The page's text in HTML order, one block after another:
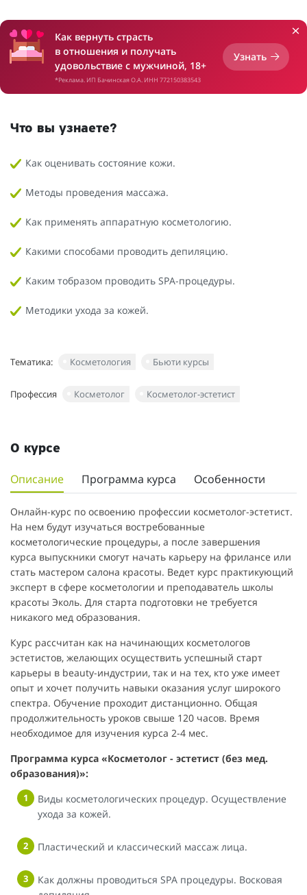
Как вернуть страсть
в отношения и получать
удовольствие с мужчиной, 18+
*Реклама. ИП Бачинская О.А. ИНН 772150383543
Узнать
Что вы узнаете?
Как оценивать состояние кожи.
Методы проведения массажа.
Как применять аппаратную косметологию.
Какими способами проводить депиляцию.
Каким тобразом проводить SPA-процедуры.
Методики ухода за кожей.
Тематика: Косметология Бьюти курсы
Профессия Косметолог Косметолог-эстетист
О курсе
Описание Программа курса Особенности
Онлайн-курс по освоению профессии косметолог-эстетист.
На нем будут изучаться востребованные
косметологические процедуры, а после завершения
курса выпускники смогут начать карьеру на фрилансе или
стать мастером салона красоты. Ведет курс практикующий
эксперт в сфере косметологии и преподаватель школы
красоты Эколь. Для старта подготовки не требуется
никакого мед образования.
Курс рассчитан как на начинающих косметологов
эстетистов, желающих осуществить успешный старт
карьеры в beauty-индустрии, так и на тех, кто уже имеет
опыт и хочет получить навыки оказания услуг широкого
спектра. Обучение проходит дистанционно. Общая
продолжительность уроков свыше 120 часов. Время
необходимое для изучения курса 2-4 мес.
Программа курса «Косметолог - эстетист (без мед.
образования)»:
Виды косметологических процедур. Осуществление
ухода за кожей.
Пластический и классический массаж лица.
Как должны проводиться SPA процедуры. Восковая